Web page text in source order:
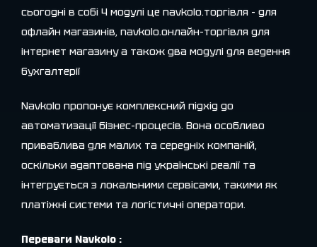
сьогодні в собі 4 модулі це navkolo.торгівля – для
офлайн магазинів, navkolo.онлайн-торгівля для
інтернет магазину а також два модулі для ведення
бухгалтерії
Navkolо пропонує комплексний підхід до
автоматизації бізнес-процесів. Вона особливо
приваблива для малих та середніх компаній,
оскільки адаптована під українські реалії та
інтегрується з локальними сервісами, такими як
платіжні системи та логістичні оператори.
Переваги Navkolо :